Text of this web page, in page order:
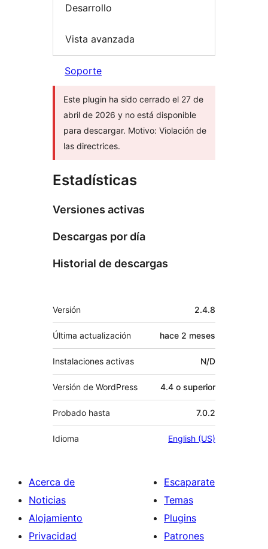
Desarrollo
Vista avanzada
Soporte
Este plugin ha sido cerrado el 27 de
abril de 2026 y no está disponible
para descargar. Motivo: Violación de
las directrices.
Estadísticas
Versiones activas
Descargas por día
Historial de descargas
Meta
Versión 2.4.8
Última actualización hace 2 meses
Instalaciones activas N/D
Versión de WordPress 4.4 o superior
Probado hasta 7.0.2
Idioma English (US)
Acerca de
Noticias
Alojamiento
Privacidad
Escaparate
Temas
Plugins
Patrones